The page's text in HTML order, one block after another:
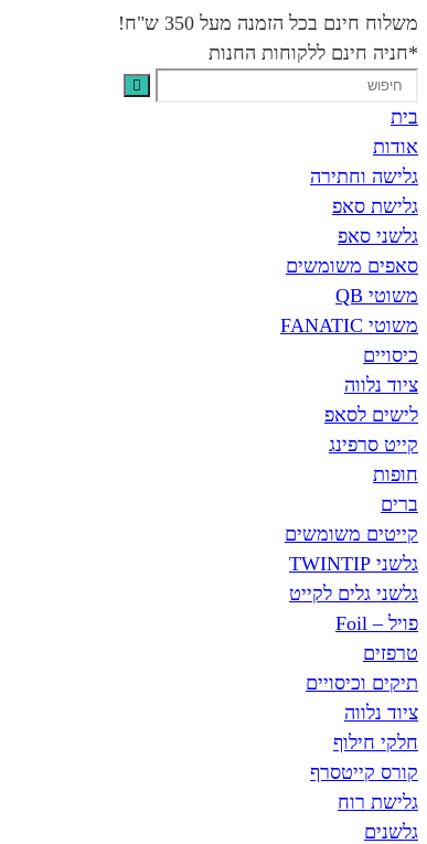
משלוח חינם בכל הזמנה מעל 350 ש"ח!
*חניה חינם ללקוחות החנות
בית
אודות
גלישה וחתירה
גלישת סאפ
גלשני סאפ
סאפים משומשים
משוטי QB
משוטי FANATIC
כיסויים
ציוד נלווה
לישים לסאפ
קייט סרפינג
חופות
ברים
קייטים משומשים
גלשני TWINTIP
גלשני גלים לקייט
פויל – Foil
טרפזים
תיקים וכיסויים
ציוד נלווה
חלקי חילוף
קורס קייטסרף
גלישת רוח
גלשנים